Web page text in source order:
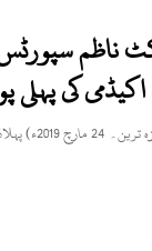
ناظم
کی پہلی
کے مقابلے اختتام…